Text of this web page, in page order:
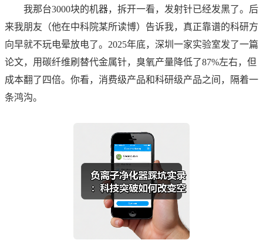
我那台3000块的机器，拆开一看，发射针已经发黑了。后
来我朋友（他在中科院某所读博）告诉我，真正靠谱的科研方
向早就不玩电晕放电了。2025年底，深圳一家实验室发了一篇
论文，用碳纤维刷替代金属针，臭氧产量降低了87%左右，但
成本翻了四倍。你看，消费级产品和科研级产品之间，隔着一
条鸿沟。